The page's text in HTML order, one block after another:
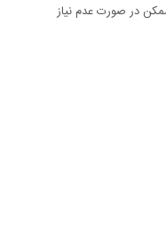
در صورت عدم نیاز